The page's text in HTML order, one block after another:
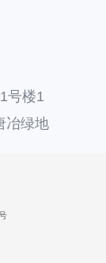
号楼1
冶绿地